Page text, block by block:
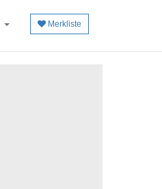
Merkliste